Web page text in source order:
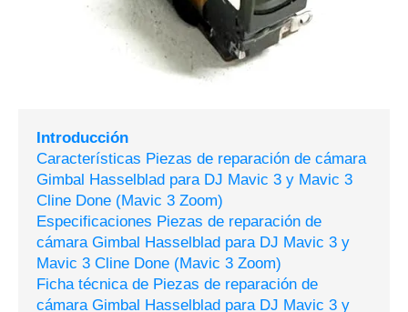
Introducción
Características Piezas de reparación de cámara
Gimbal Hasselblad para DJ Mavic 3 y Mavic 3
Cline Done (Mavic 3 Zoom)
Especificaciones Piezas de reparación de
cámara Gimbal Hasselblad para DJ Mavic 3 y
Mavic 3 Cline Done (Mavic 3 Zoom)
Ficha técnica de Piezas de reparación de
cámara Gimbal Hasselblad para DJ Mavic 3 y